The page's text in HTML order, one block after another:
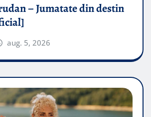
– Jumatate din destin
aug. 5, 2026